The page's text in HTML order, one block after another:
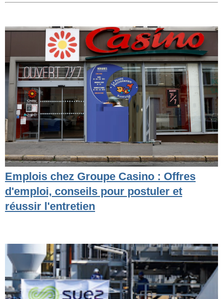
Emplois chez Groupe Casino : Offres
d'emploi, conseils pour postuler et
réussir l'entretien